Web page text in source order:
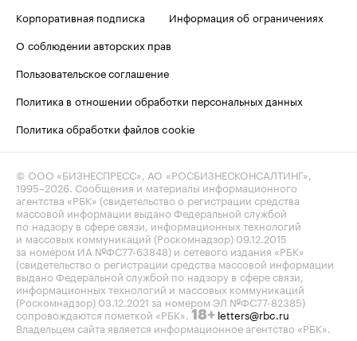
Корпоративная подписка
Информация об ограничениях
О соблюдении авторских прав
Пользовательское соглашение
Политика в отношении обработки персональных данных
Политика обработки файлов cookie
© ООО «БИЗНЕСПРЕСС», АО «РОСБИЗНЕСКОНСАЛТИНГ»,
1995–2026. Сообщения и материалы информационного
агентства «РБК» (свидетельство о регистрации средства
массовой информации выдано Федеральной службой
по надзору в сфере связи, информационных технологий
и массовых коммуникаций (Роскомнадзор) 09.12.2015
за номером ИА №ФС77-63848) и сетевого издания «РБК»
(свидетельство о регистрации средства массовой информации
выдано Федеральной службой по надзору в сфере связи,
информационных технологий и массовых коммуникаций
(Роскомнадзор) 03.12.2021 за номером ЭЛ №ФС77-82385)
сопровождаются пометкой «РБК». 18+ letters@rbc.ru
Владельцем сайта является информационное агентство «РБК».